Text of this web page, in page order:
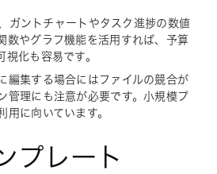
ガントチャートやタスク進捗の数値
数やグラフ機能を活用すれば、予算
視化も容易です。
編集する場合にはファイルの競合が
管理にも注意が必要です。小規模プ
用に向いています。
プレート